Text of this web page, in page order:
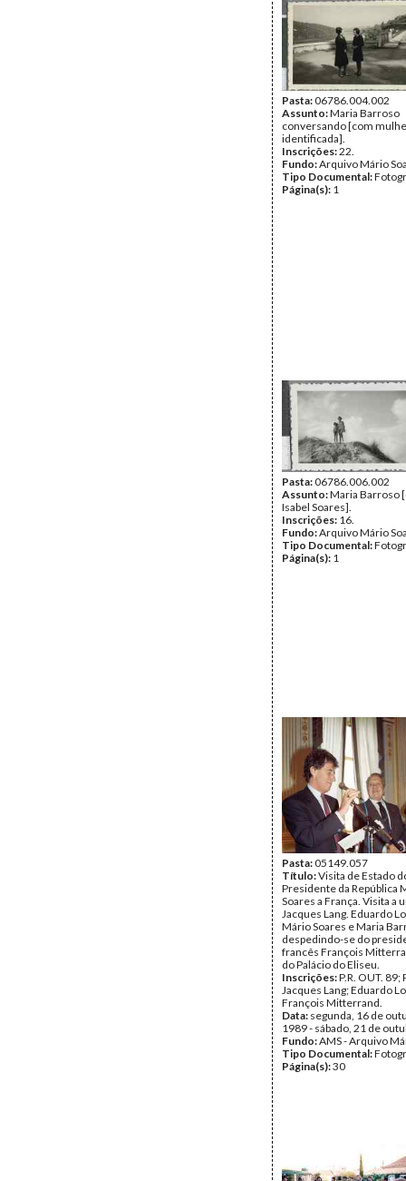
Pasta:06786.004.002
Assunto:Maria Barroso
conversando [com
identificada].
Inscrições:22.
Fundo:Arquivo Mário
Tipo Documental:
Página(s): 1
Pasta:06786.006.002
Assunto:Maria Barroso
Isabel Soares].
Inscrições: 16.
Fundo:Arquivo Mário
Tipo Documental:
Página(s): 1
Pasta:05149.057
Título:Visita de Estado
Presidente da República
Soares a França. Visita a
Jacques Lang. Eduardo
Mário Soares e Maria
despedindo-se do
francês François
do Palácio do Eliseu.
Inscrições:P.R. OUT. 89;
Jacques Lang; Eduardo
François Mitterrand.
Data: segunda, 16 de
1989 - sábado, 21 de
Fundo:AMS - Arquivo
Tipo Documental:
Página(s):30